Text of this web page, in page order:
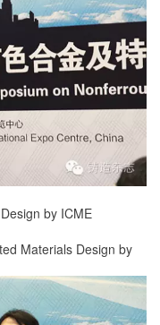
by ICME
Materials Design by